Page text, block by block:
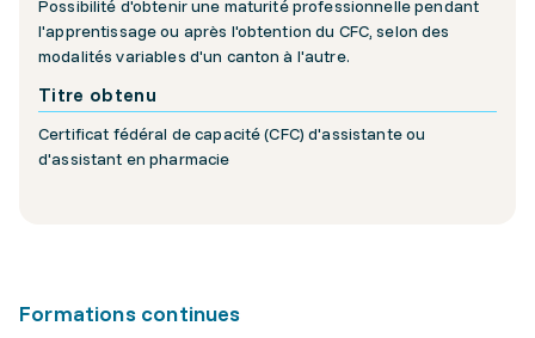
Possibilité d'obtenir une maturité professionnelle pendant
l'apprentissage ou après l'obtention du CFC, selon des
modalités variables d'un canton à l'autre.
Titre obtenu
Certificat fédéral de capacité (CFC) d'assistante ou
d'assistant en pharmacie
Formations continues